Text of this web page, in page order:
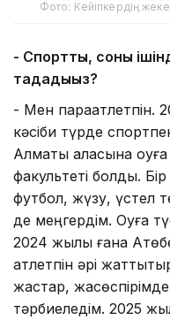
Фото: Кейіпкердің
- Спортты, соның
таңдадыңыз?
- Мен параатлетпін.
кәсіби түрде
Алматы қаласына
факультеті болды.
футбол, жүзу, үстел
де меңгердім. Оқуға
2024 жылы ғана
атлетпін әрі
жастар,
тәрбиеледім. 2025